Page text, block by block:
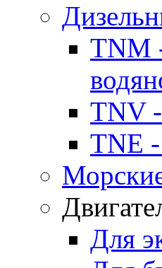
TNM
TNV
TNE -
Для